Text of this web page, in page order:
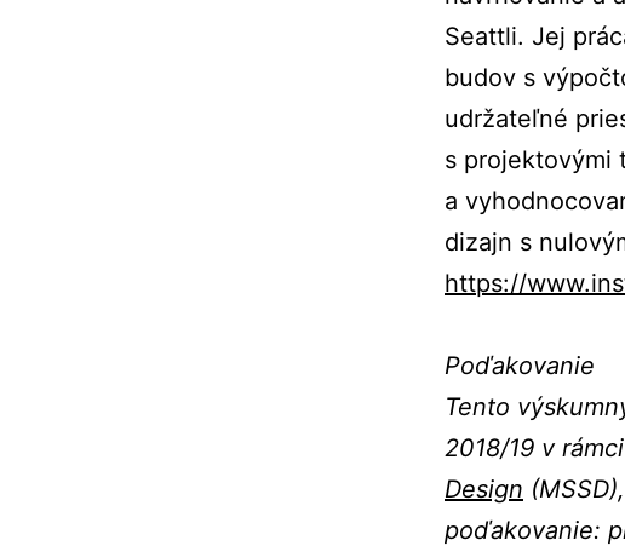
Seattli. Jej
budov s
udržateľné
s projektovými
a
dizajn s
https://
Poďakovanie
Tento
2018/19 v
Design
poďakovanie: